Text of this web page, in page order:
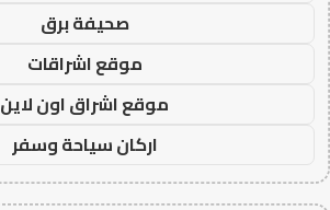
صحيفة برق
موقع اشراقات
موقع اشراق اون لاين
اركان سياحة وسفر